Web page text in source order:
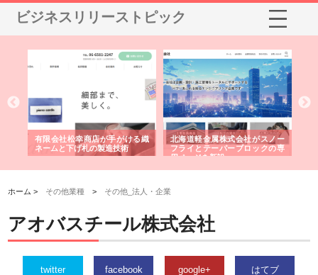
ビジネスリリーストピック
有限会社松幸商店が手がける織
ネームと下げ札の製造技術
北海道軽金属株式会社がスノー
フライとテーパーブロックの専
用ページを新設
ホーム > その他業種 > その他_法人・企業
アオバスチール株式会社
twitter facebook google+ はてブ